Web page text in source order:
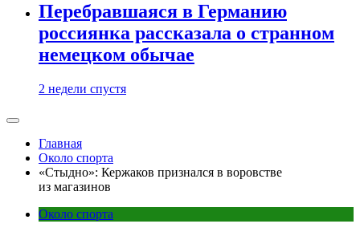
Перебравшаяся в Германию
россиянка рассказала о странном
немецком обычае
2 недели спустя
Главная
Около спорта
«Стыдно»: Кержаков признался в воровстве
из магазинов
Около спорта